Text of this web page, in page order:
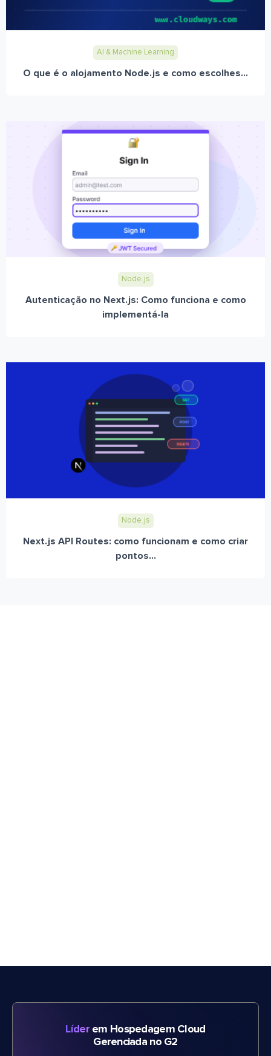
AI & Machine Learning
O que é o alojamento Node.js e como escolhes...
Node.js
Autenticação no Next.js: Como funciona e como
implementá-la
Node.js
Next.js API Routes: como funcionam e como criar
pontos...
Líderem Hospedagem Cloud
Gerenciada no G2